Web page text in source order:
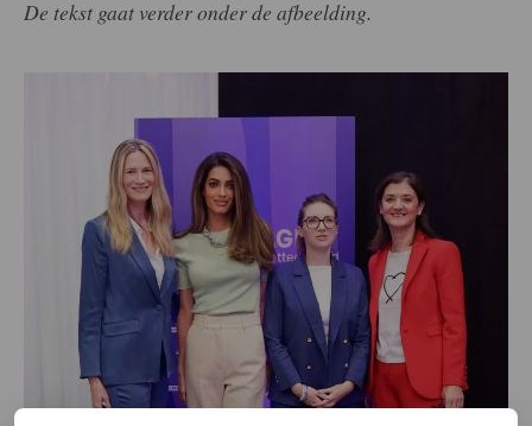
De tekst gaat verder onder de afbeelding.